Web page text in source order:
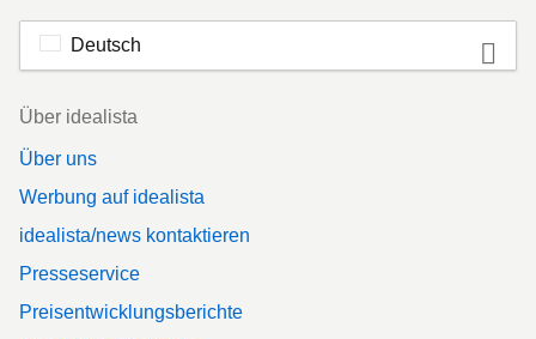
Deutsch
Footer
Über idealista
Über uns
Werbung auf idealista
idealista/news kontaktieren
Presseservice
Preisentwicklungsberichte